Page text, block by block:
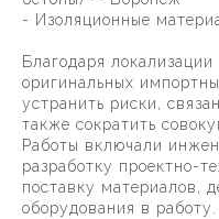
- Изоляционные
Благодаря
оригинальных
устранить риски,
также сократить
Работы включали
разработку проектно-
поставку материалов,
оборудования в работу.